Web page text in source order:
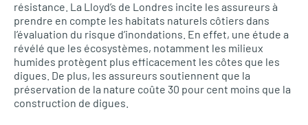
résistance. La Lloyd’s de Londres incite les assureurs à
prendre en compte les habitats naturels côtiers dans
l’évaluation du risque d’inondations. En effet, une étude a
révélé que les écosystèmes, notamment les milieux
humides protègent plus efficacement les côtes que les
digues. De plus, les assureurs soutiennent que la
préservation de la nature coûte 30 pour cent moins que la
construction de digues.